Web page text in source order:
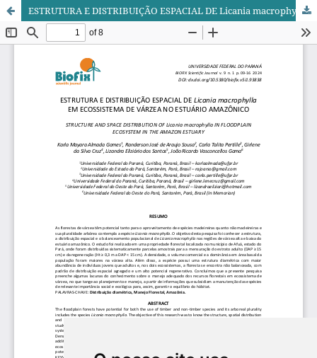
ESTRUTURA E DISTRIBUIÇÃO ESPACIAL DE Licania macrophylla EM ECOSSISTEMA DE VÁRZEA NO ESTUÁRIO AMAZÔNICO